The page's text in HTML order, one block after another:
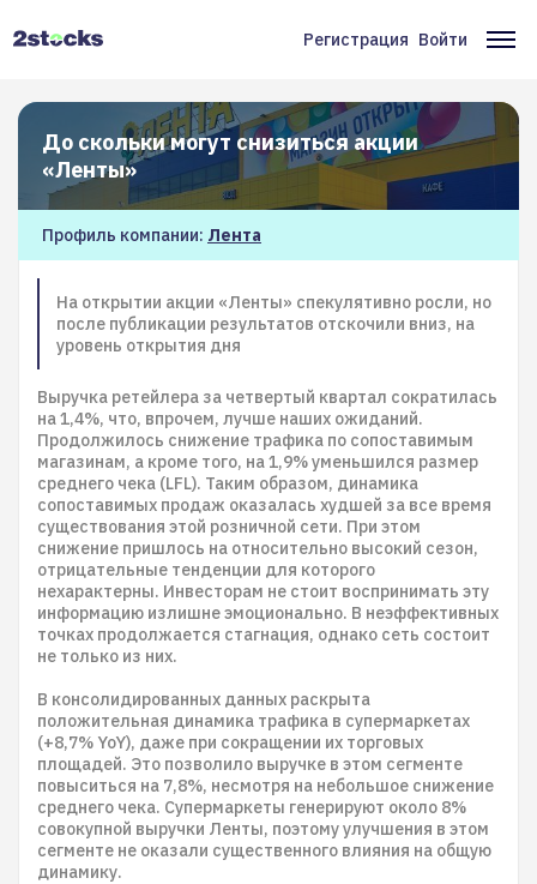
Меню
учётной
записи
пользователя
Регистрация Войти
До скольки могут снизиться акции
«Ленты»
Профиль компании: Лента
На открытии акции «Ленты» спекулятивно росли, но
после публикации результатов отскочили вниз, на
уровень открытия дня
Выручка ретейлера за четвертый квартал сократилась
на 1,4%, что, впрочем, лучше наших ожиданий.
Продолжилось снижение трафика по сопоставимым
магазинам, а кроме того, на 1,9% уменьшился размер
среднего чека (LFL). Таким образом, динамика
сопоставимых продаж оказалась худшей за все время
существования этой розничной сети. При этом
снижение пришлось на относительно высокий сезон,
отрицательные тенденции для которого
нехарактерны. Инвесторам не стоит воспринимать эту
информацию излишне эмоционально. В неэффективных
точках продолжается стагнация, однако сеть состоит
не только из них.
В консолидированных данных раскрыта
положительная динамика трафика в супермаркетах
(+8,7% YoY), даже при сокращении их торговых
площадей. Это позволило выручке в этом сегменте
повыситься на 7,8%, несмотря на небольшое снижение
среднего чека. Супермаркеты генерируют около 8%
совокупной выручки Ленты, поэтому улучшения в этом
сегменте не оказали существенного влияния на общую
динамику.